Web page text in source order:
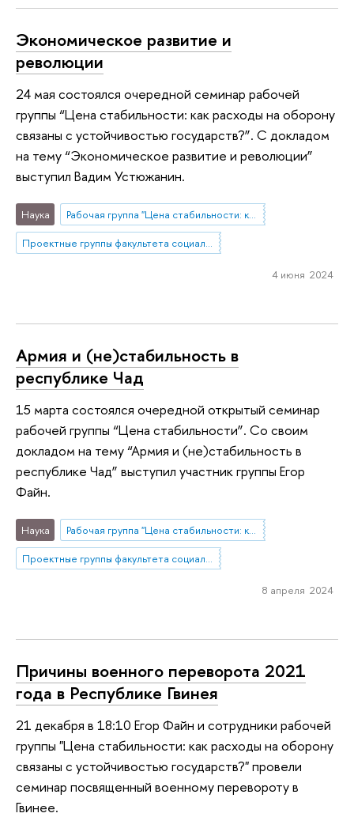
Экономическое развитие и
революции
24 мая состоялся очередной семинар рабочей
группы “Цена стабильности: как расходы на оборону
связаны с устойчивостью государств?”. С докладом
на тему “Экономическое развитие и революции”
выступил Вадим Устюжанин.
Наука
Рабочая группа "Цена стабильности: как расходы на оборону связаны с устойчивостью государств?"
Проектные группы факультета социальных наук
4 июня 2024
Армия и (не)стабильность в
республике Чад
15 марта состоялся очередной открытый семинар
рабочей группы “Цена стабильности”. Со своим
докладом на тему “Армия и (не)стабильность в
республике Чад” выступил участник группы Егор
Файн.
Наука
Рабочая группа "Цена стабильности: как расходы на оборону связаны с устойчивостью государств?"
Проектные группы факультета социальных наук
8 апреля 2024
Причины военного переворота 2021
года в Республике Гвинея
21 декабря в 18:10 Егор Файн и сотрудники рабочей
группы "Цена стабильности: как расходы на оборону
связаны с устойчивостью государств?" провели
семинар посвященный военному перевороту в
Гвинее.